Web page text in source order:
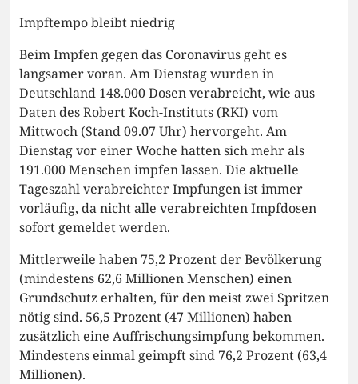
Impftempo bleibt niedrig
Beim Impfen gegen das Coronavirus geht es
langsamer voran. Am Dienstag wurden in
Deutschland 148.000 Dosen verabreicht, wie aus
Daten des Robert Koch-Instituts (RKI) vom
Mittwoch (Stand 09.07 Uhr) hervorgeht. Am
Dienstag vor einer Woche hatten sich mehr als
191.000 Menschen impfen lassen. Die aktuelle
Tageszahl verabreichter Impfungen ist immer
vorläufig, da nicht alle verabreichten Impfdosen
sofort gemeldet werden.
Mittlerweile haben 75,2 Prozent der Bevölkerung
(mindestens 62,6 Millionen Menschen) einen
Grundschutz erhalten, für den meist zwei Spritzen
nötig sind. 56,5 Prozent (47 Millionen) haben
zusätzlich eine Auffrischungsimpfung bekommen.
Mindestens einmal geimpft sind 76,2 Prozent (63,4
Millionen).